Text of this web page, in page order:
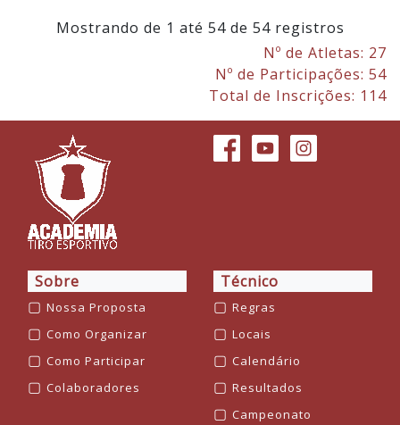
Mostrando de 1 até 54 de 54 registros
Nº de Atletas: 27
Nº de Participações: 54
Total de Inscrições: 114
Sobre
▢ Nossa Proposta
▢ Como Organizar
▢ Como Participar
▢ Colaboradores
Técnico
▢ Regras
▢ Locais
▢ Calendário
▢ Resultados
▢ Campeonato